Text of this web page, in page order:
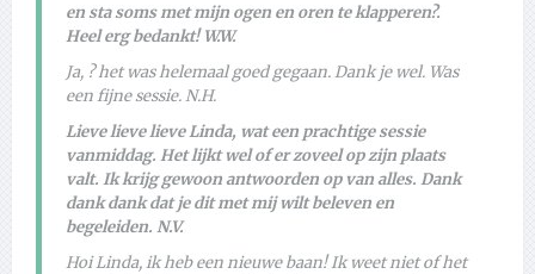
en sta soms met mijn ogen en oren te klapperen?.
Heel erg bedankt! W.W.
Ja, ? het was helemaal goed gegaan. Dank je wel. Was
een fijne sessie. N.H.
Lieve lieve lieve Linda, wat een prachtige sessie
vanmiddag. Het lijkt wel of er zoveel op zijn plaats
valt. Ik krijg gewoon antwoorden op van alles. Dank
dank dank dat je dit met mij wilt beleven en
begeleiden. N.V.
Hoi Linda, ik heb een nieuwe baan! Ik weet niet of het